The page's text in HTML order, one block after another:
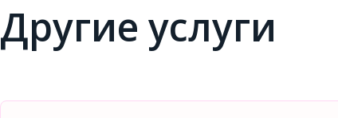
Другие услуги